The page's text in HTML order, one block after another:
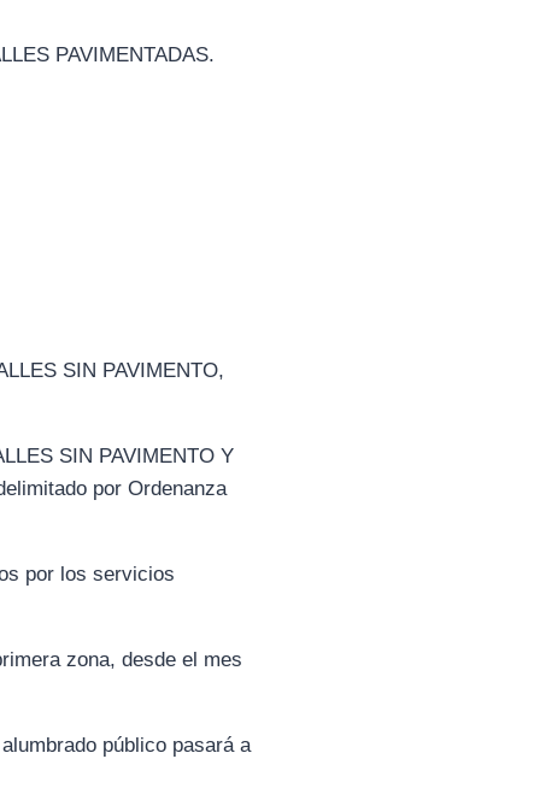
PAVIMENTADAS.
SIN PAVIMENTO,
SIN PAVIMENTO Y
por Ordenanza
por los servicios
zona, desde el mes
público pasará a